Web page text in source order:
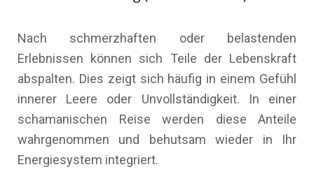
Nach schmerzhaften oder belastenden
Erlebnissen können sich Teile der Lebenskraft
abspalten. Dies zeigt sich häufig in einem Gefühl
innerer Leere oder Unvollständigkeit. In einer
schamanischen Reise werden diese Anteile
wahrgenommen und behutsam wieder in Ihr
Energiesystem integriert.